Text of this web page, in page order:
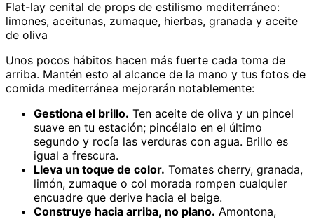
Flat-lay cenital de props de estilismo mediterráneo:
limones, aceitunas, zumaque, hierbas, granada y aceite
de oliva
Unos pocos hábitos hacen más fuerte cada toma de
arriba. Mantén esto al alcance de la mano y tus fotos de
comida mediterránea mejorarán notablemente:
Gestiona el brillo. Ten aceite de oliva y un pincel
suave en tu estación; pincélalo en el último
segundo y rocía las verduras con agua. Brillo es
igual a frescura.
Lleva un toque de color. Tomates cherry, granada,
limón, zumaque o col morada rompen cualquier
encuadre que derive hacia el beige.
Construye hacia arriba, no plano. Amontona,